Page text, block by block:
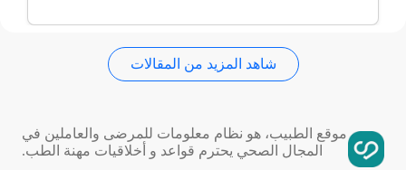
تمدد الأوعية الدموية
شاهد المزيد من المقالات
موقع الطبيب، هو نظام معلومات للمرضى والعاملين في
المجال الصحي يحترم قواعد و أخلاقيات مهنة الطب.